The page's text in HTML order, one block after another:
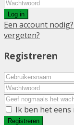
Log in
Een account
vergeten?
Registreren
Ik ben het eens
Registreren